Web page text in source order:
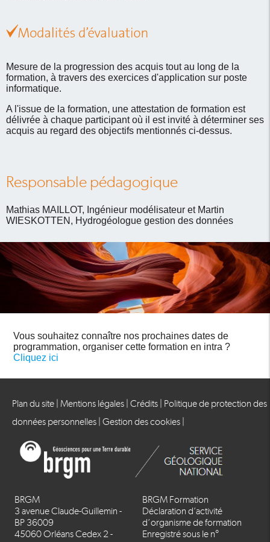
Mesure de la progression des acquis tout au long de la
formation, à travers des exercices d'application sur poste
informatique.
A l'issue de la formation, une attestation de formation est
délivrée à chaque participant où il est invité à déterminer ses
acquis au regard des objectifs mentionnés ci-dessus.
Responsable pédagogique
Mathias MAILLOT, Ingénieur modélisateur et Martin
WIESKOTTEN, Hydrogéologue gestion des données
Vous souhaitez connaître nos prochaines dates de
programmation, organiser cette formation en intra ?
Cliquez ici
Plan du site Mentions légales Crédits Politique de protection des
données personnelles Gestion des cookies
BRGM
3 avenue Claude-Guillemin -
BP 36009
45060 Orléans Cedex 2 -
BRGM Formation
Déclaration d’activité
d’organisme de formation
Enregistré sous le n°